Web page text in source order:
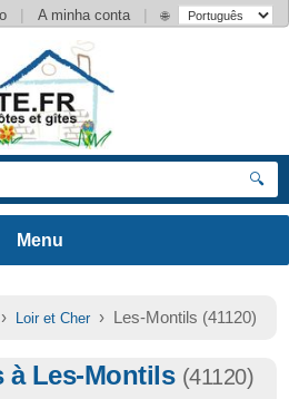
| A minha conta | 🌐
🔍
› Loir et Cher› Les-Montils (41120)
à Les-Montils (41120)